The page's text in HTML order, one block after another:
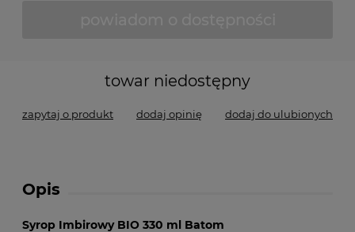
towar niedostępny
zapytaj o produkt dodaj opinię dodaj do ulubionych
Opis
Syrop Imbirowy BIO 330 ml Batom